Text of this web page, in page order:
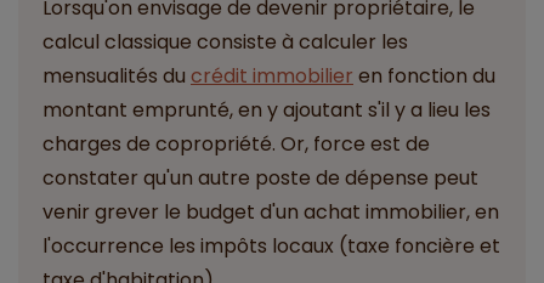
Lorsqu'on envisage de devenir propriétaire, le
calcul classique consiste à calculer les
mensualités du crédit immobilier en fonction du
montant emprunté, en y ajoutant s'il y a lieu les
charges de copropriété. Or, force est de
constater qu'un autre poste de dépense peut
venir grever le budget d'un achat immobilier, en
l'occurrence les impôts locaux (taxe foncière et